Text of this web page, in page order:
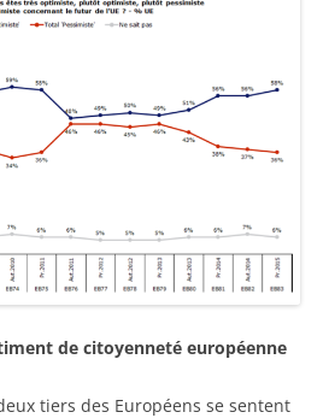
de citoyenneté européenne
tiers des Européens se sentent